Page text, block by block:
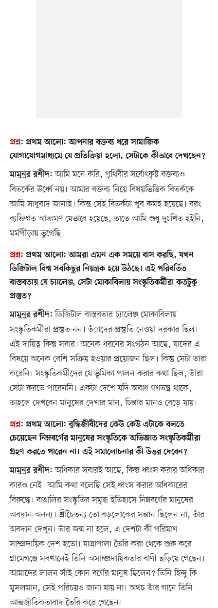
প্রশ্ন: প্রথম আলো: আপনার বক্তব্য ধরে সামাজিক
যোগাযোগমাধ্যমে যে প্রতিক্রিয়া হলো, সেটাকে কীভাবে দেখছেন?
মামুনুর রশীদ: আমি মনে করি, পৃথিবীর সর্বোৎকৃষ্ট বক্তব্যও
বিতর্কের ঊর্ধ্বে নয়। আমার বক্তব্য নিয়ে বিষয়ভিত্তিক বিতর্ককে
আমি সাধুবাদ জানাই। কিন্তু সেই বিতর্কটা খুব কমই হয়েছে। বরং
ব্যক্তিগত আক্রমণ যেভাবে হয়েছে, তাতে আমি শুধু দুঃখিত হইনি,
মর্মপীড়ায় ভুগেছি।
প্রশ্ন: প্রথম আলো: আমরা এমন এক সময়ে বাস করছি, যখন
ডিজিটাল বিশ্ব সবকিছুর নিয়ন্ত্রক হয়ে উঠছে। এই পরিবর্তিত
বাস্তবতায় যে চ্যালেঞ্জ, সেটা মোকাবিলায় সংস্কৃতিকর্মীরা কতটুকু
প্রস্তুত?
মামুনুর রশীদ: ডিজিটাল বাস্তবতার চ্যালেঞ্জ মোকাবিলায়
সংস্কৃতিকর্মীরা প্রস্তুত নন। তঁাদের প্রস্তুতি নেওয়া দরকার ছিল।
এই দায়িত্ব কিন্তু সবার। অনেক ধরনের সংগঠন আছে, যাদের এ
বিষয়ে অনেক বেশি সক্রিয় হওয়ার প্রয়োজন ছিল। কিন্তু সেটা তারা
করেনি। সংস্কৃতিকর্মীদের যে ভূমিকা পালন করার কথা ছিল, তাঁরা
সেটা করতে পারেননি। একটা দেশে যদি অবাধ গণতন্ত্র থাকে,
তাহলে দেখবেন মানুষের দেখার মান, চিন্তার মানও বেড়ে যায়।
প্রশ্ন: প্রথম আলো: বুদ্ধিজীবীদের কেউ কেউ এটাকে বলতে
চেয়েছেন নিম্নবর্গের মানুষের সংস্কৃতিকে অভিজাত সংস্কৃতিকর্মীরা
গ্রহণ করতে পারেন না। এই সমালোচনার কী উত্তর দেবেন?
মামুনুর রশীদ: অধিকার সবারই আছে, কিন্তু ধ্বংস করার অধিকার
কারও নেই। আমি কথা বলেছি সেই ধ্বংস করার অধিকারের
বিরুদ্ধে। বাঙালির সংস্কৃতির সমৃদ্ধ ইতিহাসে নিম্নবর্গের মানুষের
অবদান অনন্য। শ্রীচৈতন্য তো বড়লোকের সন্তান ছিলেন না, তাঁর
অবদান দেখুন। তাঁর জন্ম না হলে, এ দেশটা কী পরিমাণ
সাম্প্রদায়িক দেশ হতো। যাত্রাপালা তৈরি করা থেকে শুরু করে
গ্রামেগঞ্জে সবখানেই তিনি অসাম্প্রদায়িকতার বাণী ছড়িয়ে গেছেন।
আমাদের লালন সাঁই কোন বর্গের মানুষ ছিলেন? তিনি হিন্দু কি
মুসলমান, সেই পরিচয়ও জানা যায় না। অথচ তাঁর গানে তিনি
আন্তর্জাতিকতাবাদ তৈরি করে গেছেন।